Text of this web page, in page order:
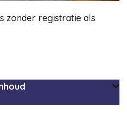
zonder registratie als